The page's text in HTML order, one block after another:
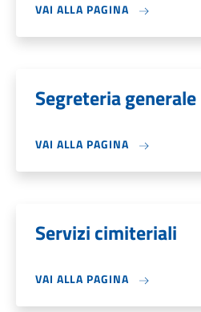
VAI ALLA PAGINA
Segreteria generale
VAI ALLA PAGINA
Servizi cimiteriali
VAI ALLA PAGINA